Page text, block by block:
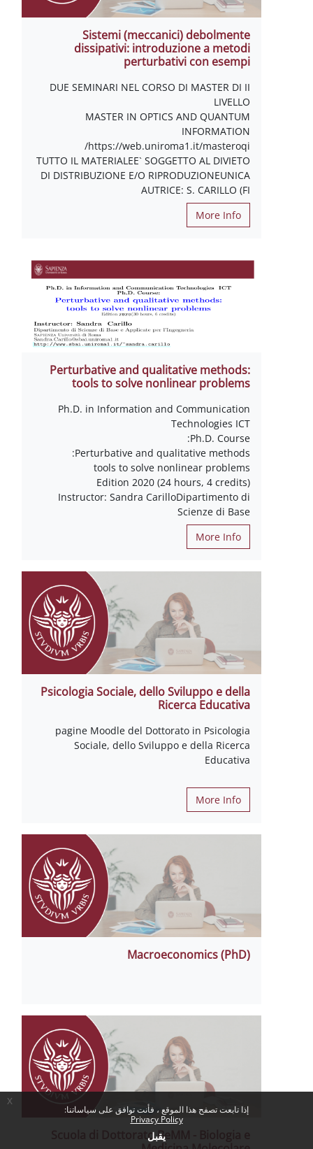
إذا تابعت تصفح هذا الموقع ، فأنت توافق على سياساتنا:
Privacy Policy
يقبل
x
Sistemi (meccanici) debolmente
dissipativi: introduzione a metodi
perturbativi con esempi
DUE SEMINARI NEL CORSO DI MASTER DI II
LIVELLO
MASTER IN OPTICS AND QUANTUM
INFORMATION
https://web.uniroma1.it/masteroqi/
TUTTO IL MATERIALEE` SOGGETTO AL DIVIETO
DI DISTRIBUZIONE E/O RIPRODUZIONEUNICA
AUTRICE: S. CARILLO (FI
More Info
Perturbative and qualitative methods:
tools to solve nonlinear problems
Ph.D. in Information and Communication
Technologies ICT
Ph.D. Course:
Perturbative and qualitative methods:
tools to solve nonlinear problems
Edition 2020 (24 hours, 4 credits)
Instructor: Sandra CarilloDipartimento di
Scienze di Base
More Info
Psicologia Sociale, dello Sviluppo e della
Ricerca Educativa
pagine Moodle del Dottorato in Psicologia
Sociale, dello Sviluppo e della Ricerca
Educativa
More Info
Macroeconomics (PhD)
Scuola di Dottorato BeMM - Biologia e